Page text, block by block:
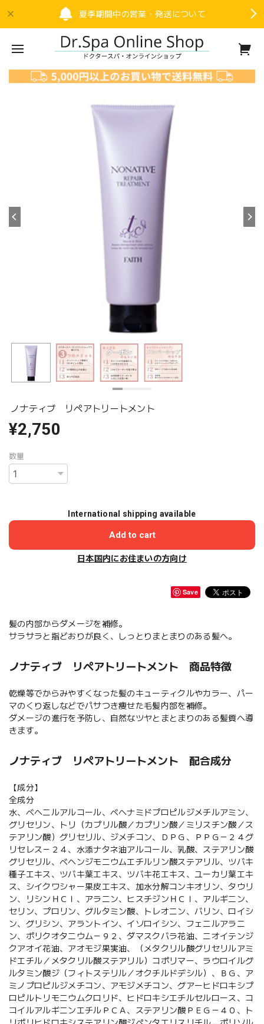
夏季期間中の営業・発送について
ノナティブ リペアトリートメント
¥2,750
数量
International shipping available
Add to cart
日本国内にお住まいの方向け
Save
髪の内部からダメージを補修。
サラサラと指どおりが良く、しっとりまとまりのある髪へ。
ノナティブ リペアトリートメント 商品特徴
乾燥等でからみやすくなった髪のキューティクルやカラー、パー
マのくり返しなどでパサつき痩せた毛髪内部を補修。
ダメージの進行を予防し、自然なツヤとまとまりのある髪質へ導
きます。
ノナティブ リペアトリートメント 配合成分
【成分】
全成分
水、ベヘニルアルコール、ベヘナミドプロピルジメチルアミン、
グリセリン、トリ（カプリル酸／カプリン酸／ミリスチン酸／ス
テアリン酸）グリセリル、ジメチコン、ＤＰＧ、ＰＰＧ－２４グ
リセレス－２４、水添ナタネ油アルコール、乳酸、ステアリン酸
グリセリル、ベヘンジモニウムエチルリン酸ステアリル、ツバキ
種子エキス、ツバキ葉エキス、ツバキ花エキス、ユーカリ葉エキ
ス、シイクワシャー果皮エキス、加水分解コンキオリン、タウリ
ン、リシンＨＣｌ、アラニン、ヒスチジンＨＣｌ、アルギニン、
セリン、プロリン、グルタミン酸、トレオニン、バリン、ロイシ
ン、グリシン、アラントイン、イソロイシン、フェニルアラニ
ン、ポリクオタニウム－９２、ダマスクバラ花油、ニオイテンジ
クアオイ花油、アオモジ果実油、（メタクリル酸グリセリルアミ
ドエチル／メタクリル酸ステアリル）コポリマー、ラウロイルグ
ルタミン酸ジ（フィトステリル／オクチルドデシル）、ＢＧ、ア
ミノプロピルジメチコン、アモジメチコン、グアーヒドロキシプ
ロピルトリモニウムクロリド、ヒドロキシエチルセルロース、コ
コイルアルギニンエチルＰＣＡ、ステアリン酸ＰＥＧ－４０、ト